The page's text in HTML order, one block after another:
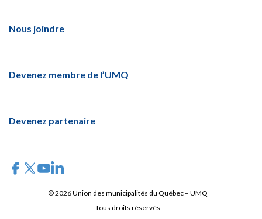
Nous joindre
Devenez membre de l’UMQ
Devenez partenaire
© 2026 Union des municipalités du Québec – UMQ
Tous droits réservés